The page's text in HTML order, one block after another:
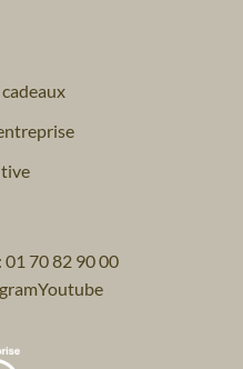
70 82 90 00
Youtube